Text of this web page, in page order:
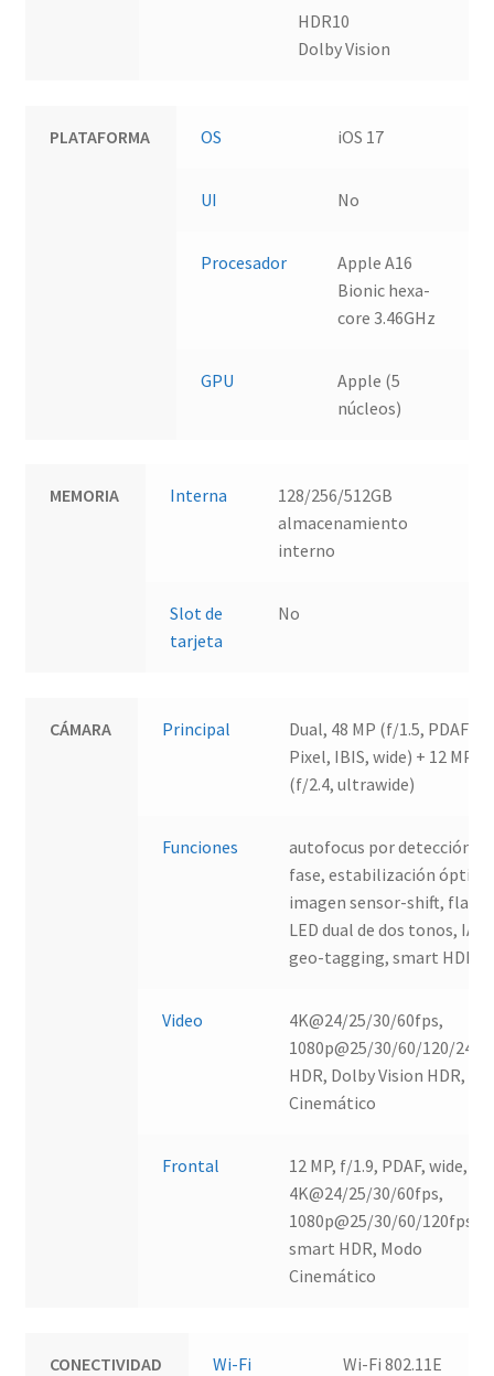
HDR10
Dolby Vision
PLATAFORMA OS iOS 17
UI No
Procesador
Apple A16
Bionic hexa-
core 3.46GHz
GPU
Apple (5
núcleos)
MEMORIA Interna
128/256/512GB
almacenamiento
interno
Slot de
tarjeta
No
CÁMARA Principal
Dual, 48 MP (f/1.5, PDAF
Pixel, IBIS, wide) + 12 MP
(f/2.4, ultrawide)
Funciones
autofocus por detección de
fase, estabilización óptica
imagen sensor-shift, flash
LED dual de dos tonos, IA,
geo-tagging, smart HDR
Video
4K@24/25/30/60fps,
1080p@25/30/60/120/
HDR, Dolby Vision HDR,
Cinemático
Frontal
12 MP, f/1.9, PDAF, wide,
4K@24/25/30/60fps,
1080p@25/30/60/120fps,
smart HDR, Modo
Cinemático
CONECTIVIDAD Wi-Fi
Wi-Fi 802.11E